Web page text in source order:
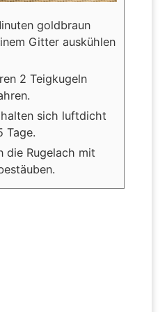
goldbraun
Gitter auskühlen
2 Teigkugeln
sich luftdicht
Tage.
die Rugelach mit